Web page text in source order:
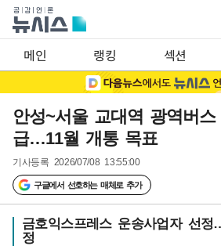
메인 랭킹 섹션
안성~서울 교대역 광역버
급…11월 개통 목표
기사등록 2026/07/08 13:55:00
구글에서 선호하는 매체로 추가
금호익스프레스 운송사업자 선
정